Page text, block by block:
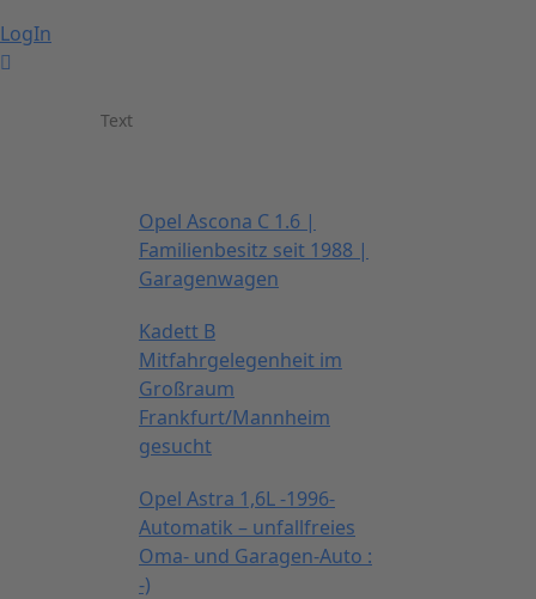
LogIn
Text
Opel Ascona C 1.6 |
Familienbesitz seit 1988 |
Garagenwagen
Kadett B
Mitfahrgelegenheit im
Großraum
Frankfurt/Mannheim
gesucht
Opel Astra 1,6L -1996-
Automatik – unfallfreies
Oma- und Garagen-Auto :
-)